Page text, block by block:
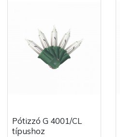
Pótizzó G 4001/CL
típushoz